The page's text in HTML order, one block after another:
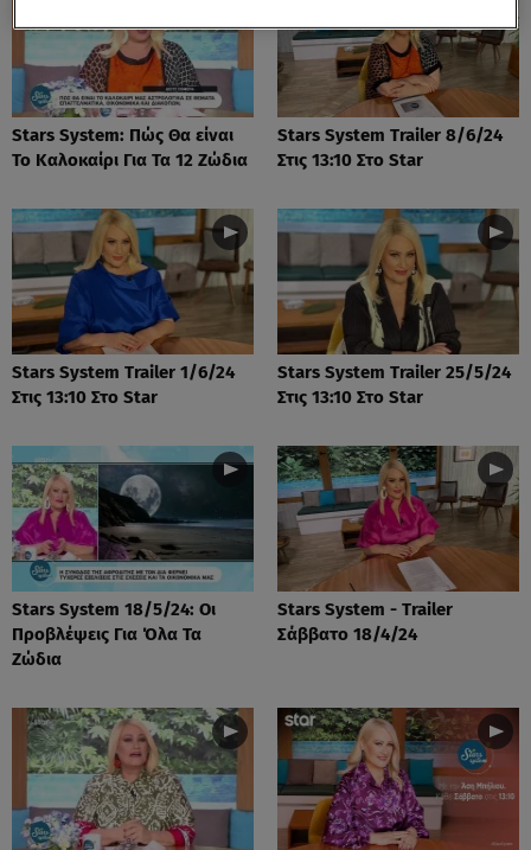
Stars System: Πώς Θα είναι
Το Καλοκαίρι Για Τα 12 Ζώδια
Stars System Trailer 8/6/24
Στις 13:10 Στο Star
Stars System Trailer 1/6/24
Στις 13:10 Στο Star
Stars System Trailer 25/5/24
Στις 13:10 Στο Star
Stars System 18/5/24: Οι
Προβλέψεις Για Όλα Τα
Ζώδια
Stars System - Trailer
Σάββατο 18/4/24